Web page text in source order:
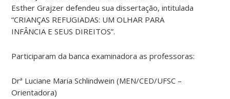
Esther Grajzer defendeu sua dissertação, intitulada
“CRIANÇAS REFUGIADAS: UM OLHAR PARA
INFÂNCIA E SEUS DIREITOS”.
Participaram da banca examinadora as professoras:
Drª Luciane Maria Schlindwein (MEN/CED/UFSC –
Orientadora)